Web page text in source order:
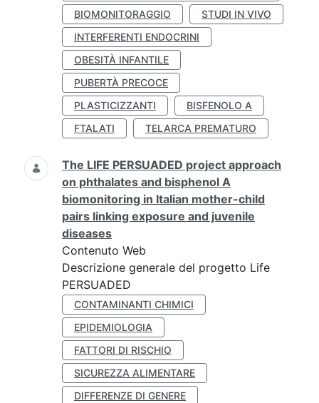
BIOMONITORAGGIO
STUDI IN VIVO
INTERFERENTI ENDOCRINI
OBESITÀ INFANTILE
PUBERTÀ PRECOCE
PLASTICIZZANTI
BISFENOLO A
FTALATI
TELARCA PREMATURO
The LIFE PERSUADED project approach
on phthalates and bisphenol A
biomonitoring in Italian mother-child
pairs linking exposure and juvenile
diseases
Contenuto Web
Descrizione generale del progetto Life
PERSUADED
CONTAMINANTI CHIMICI
EPIDEMIOLOGIA
FATTORI DI RISCHIO
SICUREZZA ALIMENTARE
DIFFERENZE DI GENERE